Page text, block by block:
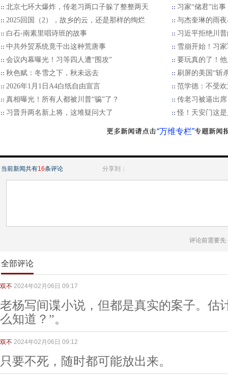
北京七环大爆炸，传老习两口子躲了整整两天
习家“储君”出
2025回国（2），故乡的云，还是那样的绚烂
与杰奎琳的雨
白石-南素里唱诗班的故事
习近平拒绝川普
中共外贸系统竟干出这种荒唐事
雪崩开始！习
会议内幕曝光！习等四人遭“围攻”
要玩真的了！
秋色赋：冬雪之下，秋未远去
刷屏的美国“斩
2026年1月1日A4白纸自由宣言
范学德：不受
真相曝光！所有人都被川普“骗”了？
传老习被逼出
习晋升两名新上将，这堆疑问大了
怪！天安门这
“万维专栏”
当前新闻共有16条评论 分享到：
评论前需要先
全部评论
双不 2024年02月06日 09:17
老杨写间谍小说，但都是真实的案子。估
么知道？”。
双不 2024年02月06日 09:12
只要不死，随时都可能放出来。